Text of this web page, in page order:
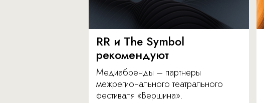
RR и The Symbol
рекомендуют
Медиабренды – партнеры
межрегионального театрального
фестиваля «Вершина».